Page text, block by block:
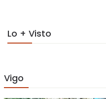
Lo + Visto
Vigo